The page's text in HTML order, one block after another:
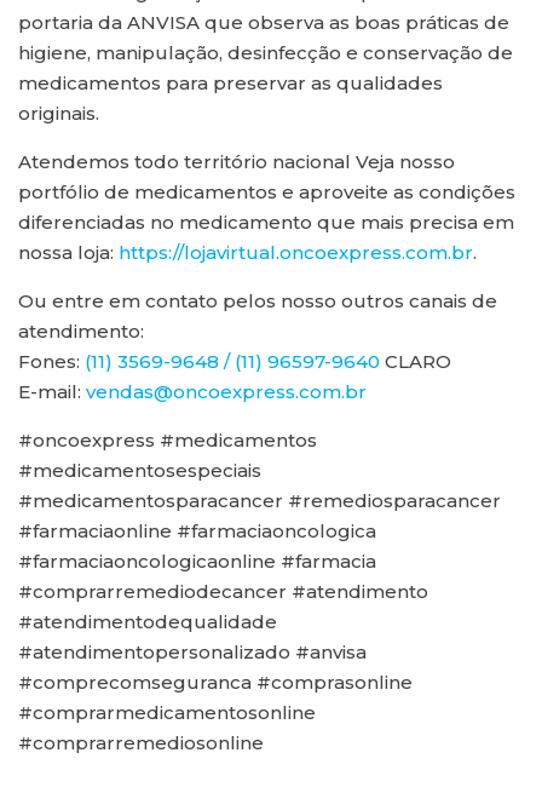
portaria da ANVISA que observa as boas práticas de
higiene, manipulação, desinfecção e conservação de
medicamentos para preservar as qualidades
originais.
Atendemos todo território nacional Veja nosso
portfólio de medicamentos e aproveite as condições
diferenciadas no medicamento que mais precisa em
nossa loja: https://lojavirtual.oncoexpress.com.br.
Ou entre em contato pelos nosso outros canais de
atendimento:
Fones: (11) 3569-9648 / (11) 96597-9640 CLARO
E-mail: vendas@oncoexpress.com.br
#oncoexpress #medicamentos
#medicamentosespeciais
#medicamentosparacancer #remediosparacancer
#farmaciaonline #farmaciaoncologica
#farmaciaoncologicaonline #farmacia
#comprarremediodecancer #atendimento
#atendimentodequalidade
#atendimentopersonalizado #anvisa
#comprecomseguranca #comprasonline
#comprarmedicamentosonline
#comprarremediosonline